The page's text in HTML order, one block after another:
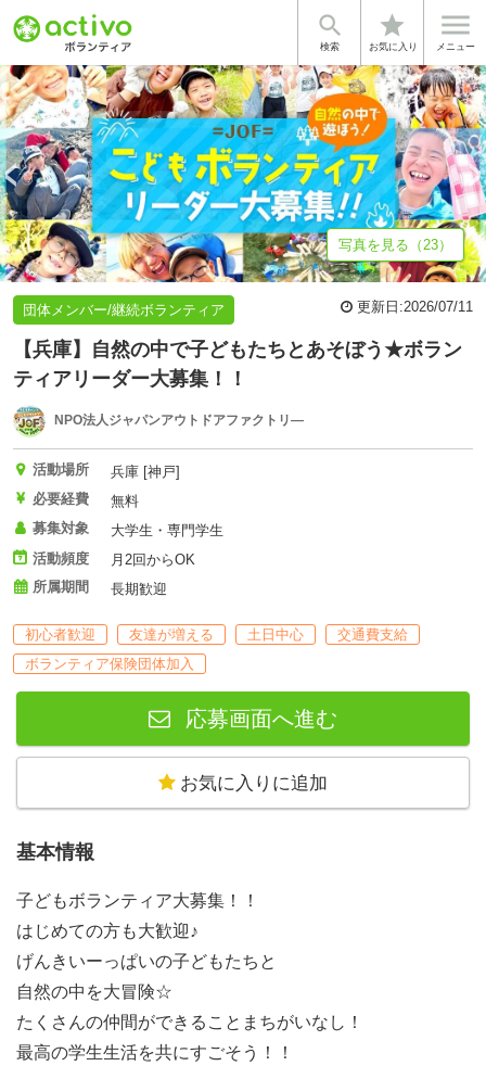

検索
star
お気に入り

メニュー
基本情報 募集詳細 たくさんの出会いと感動がここに 体験談・雰
写真を見る（23）
団体メンバー/継続ボランティア 更新日:2026/07/11
【兵庫】自然の中で子どもたちとあそぼう★ボラン
ティアリーダー大募集！！
NPO法人ジャパンアウトドアファクトリ―
活動場所
兵庫 [神戸]
必要経費
無料
募集対象
大学生・専門学生
活動頻度
月2回からOK
所属期間
長期歓迎
初心者歓迎 友達が増える 土日中心
交通費支給
ボランティア保険団体加入
応募画面へ進む
お気に入りに追加
基本情報
子どもボランティア大募集！！
はじめての方も大歓迎♪
げんきいーっぱいの子どもたちと
自然の中を大冒険☆
たくさんの仲間ができることまちがいなし！
最高の学生生活を共にすごそう！！